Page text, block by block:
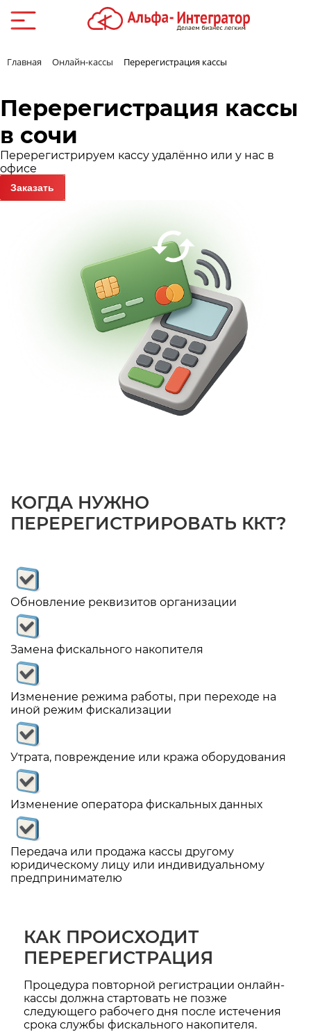
Главная Онлайн-кассы Перерегистрация кассы
Перерегистрация кассы
в сочи
Перерегистрируем кассу удалённо или у нас в
офисе
Заказать
КОГДА НУЖНО
ПЕРЕРЕГИСТРИРОВАТЬ ККТ?
Обновление реквизитов организации
Замена фискального накопителя
Изменение режима работы, при переходе на
иной режим фискализации
Утрата, повреждение или кража оборудования
Изменение оператора фискальных данных
Передача или продажа кассы другому
юридическому лицу или индивидуальному
предпринимателю
КАК ПРОИСХОДИТ
ПЕРЕРЕГИСТРАЦИЯ
Процедура повторной регистрации онлайн-
кассы должна стартовать не позже
следующего рабочего дня после истечения
срока службы фискального накопителя.